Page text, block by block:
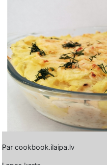
Par cookbook.ilaipa.lv